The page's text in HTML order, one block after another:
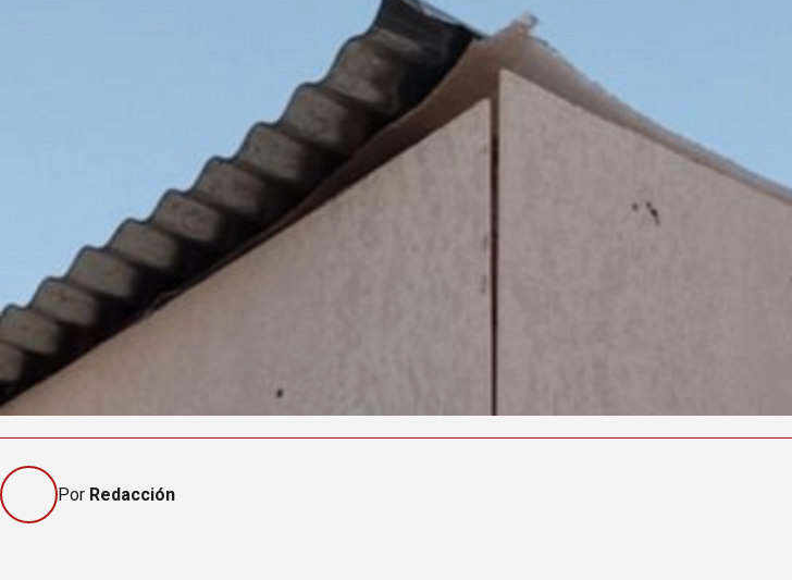
Por Redacción